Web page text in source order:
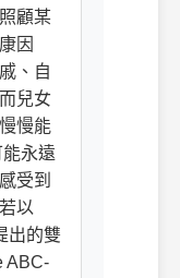
顧某
因
、自
兒女
慢能
永遠
受到
以
出的雙
ABC-